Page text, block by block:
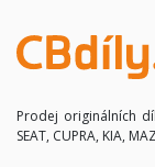
Prodej originálních
SEAT, CUPRA, KIA,